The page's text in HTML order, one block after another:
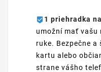
1 priehradka
umožní mať
ruke. Bezpečne
kartu alebo
strane vášho